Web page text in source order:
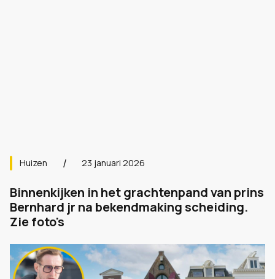
Huizen 23 januari 2026
Binnenkijken in het grachtenpand van prins
Bernhard jr na bekendmaking scheiding.
Zie foto's